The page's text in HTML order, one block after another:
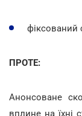
фіксований
ПРОТЕ:
Анонсоване
вплине на їхні